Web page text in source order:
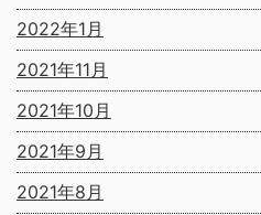
2022年1月
2021年11月
2021年10月
2021年9月
2021年8月